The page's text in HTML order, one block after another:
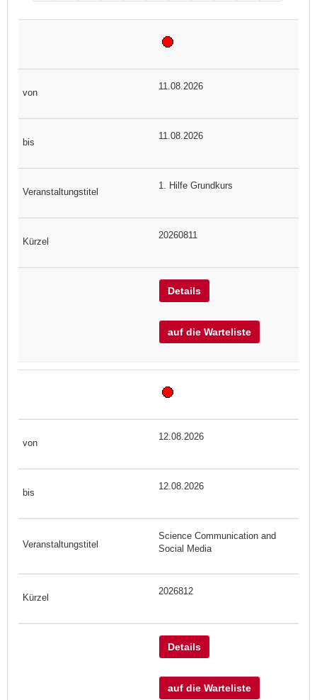
11.08.2026
11.08.2026
1. Hilfe Grundkurs
20260811
Details
auf die Warteliste
12.08.2026
12.08.2026
Science Communication and
Social Media
2026812
Details
auf die Warteliste